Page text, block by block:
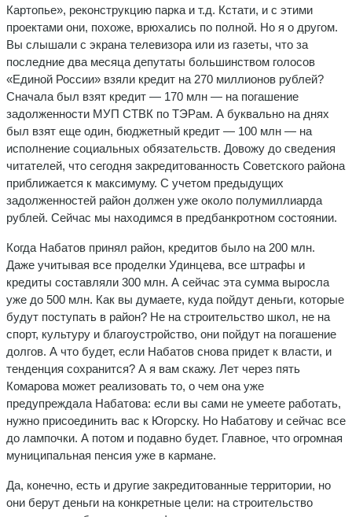
Картопье», реконструкцию парка и т.д. Кстати, и с этими
проектами они, похоже, врюхались по полной. Но я о другом.
Вы слышали с экрана телевизора или из газеты, что за
последние два месяца депутаты большинством голосов
«Единой России» взяли кредит на 270 миллионов рублей?
Сначала был взят кредит — 170 млн — на погашение
задолженности МУП СТВК по ТЭРам. А буквально на днях
был взят еще один, бюджетный кредит — 100 млн — на
исполнение социальных обязательств. Довожу до сведения
читателей, что сегодня закредитованность Советского района
приближается к максимуму. С учетом предыдущих
задолженностей район должен уже около полумиллиарда
рублей. Сейчас мы находимся в предбанкротном состоянии.
Когда Набатов принял район, кредитов было на 200 млн.
Даже учитывая все проделки Удинцева, все штрафы и
кредиты составляли 300 млн. А сейчас эта сумма выросла
уже до 500 млн. Как вы думаете, куда пойдут деньги, которые
будут поступать в район? Не на строительство школ, не на
спорт, культуру и благоустройство, они пойдут на погашение
долгов. А что будет, если Набатов снова придет к власти, и
тенденция сохранится? А я вам скажу. Лет через пять
Комарова может реализовать то, о чем она уже
предупреждала Набатова: если вы сами не умеете работать,
нужно присоединить вас к Югорску. Но Набатову и сейчас все
до лампочки. А потом и подавно будет. Главное, что огромная
муниципальная пенсия уже в кармане.
Да, конечно, есть и другие закредитованные территории, но
они берут деньги на конкретные цели: на строительство